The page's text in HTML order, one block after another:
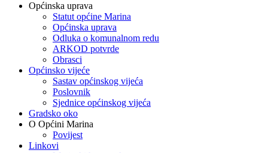
Općinska uprava
Statut općine Marina
Općinska uprava
Odluka o komunalnom redu
ARKOD potvrde
Obrasci
Općinsko vijeće
Sastav općinskog vijeća
Poslovnik
Sjednice općinskog vijeća
Gradsko oko
O Općini Marina
Povijest
Linkovi